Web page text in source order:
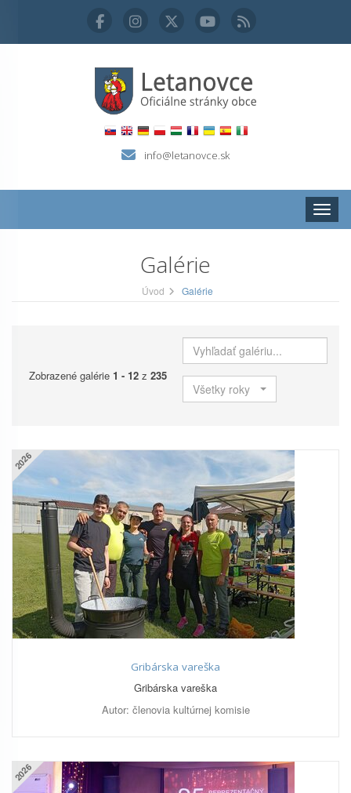
info@letanovce.sk
Galérie
Úvod Galérie
Zobrazené galérie 1 - 12 z 235
Vyhľadať galériu
Všetky roky
2026
Gribárska vareška
Gribárska vareška
Autor: členovia kultúrnej komisie
2026